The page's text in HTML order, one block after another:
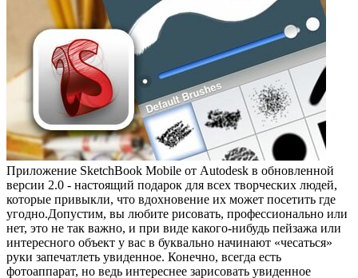
Приложение SketchBook Mobile от Autodesk в обновленной
версии 2.0 - настоящий подарок для всех творческих людей,
которые привыкли, что вдохновение их может посетить где
угодно.Допустим, вы любите рисовать, профессионально или
нет, это не так важно, и при виде какого-нибудь пейзажа или
интересного объект у вас в буквально начинают «чесаться»
руки запечатлеть увиденное. Конечно, всегда есть
фотоаппарат, но ведь интереснее зарисовать увиденное